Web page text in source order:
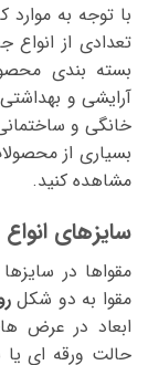
با توجه به
تعدادی از انواع
بسته بندی
آرایشی و
خانگی و
بسیاری از
مشاهده کنید.
سایزهای
مقواها در
مقوا به دو شکل
ابعاد در عرض
حالت ورقه ای